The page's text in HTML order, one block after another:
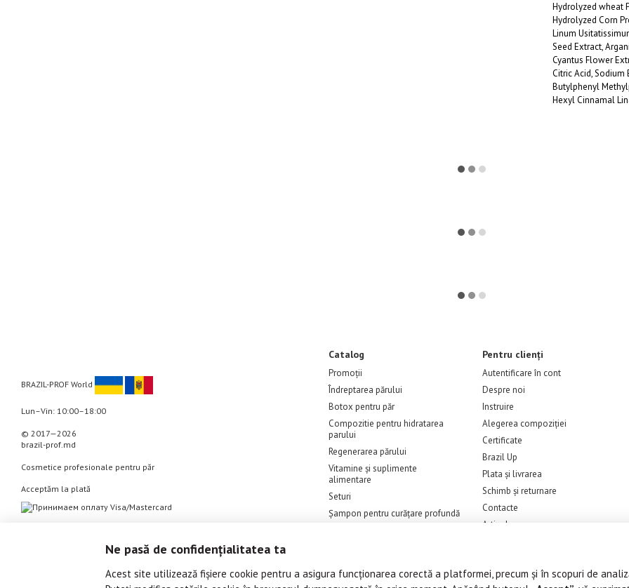
Hydrolyzed wheat
Hydrolyzed Corn
Linum
Seed Extract,
Cyantus Flower
Citric Acid, Sodium
Butylphenyl
Hexyl Cinnamal
BRAZIL-PROF World
Lun–Vin: 10:00–18:00
© 2017—2026
brazil-prof.md
Cosmetice profesionale pentru păr
Acceptăm la plată
Catalog
Promoții
Îndreptarea părului
Botox pentru păr
Compozitie pentru hidratarea
parului
Regenerarea părului
Vitamine și suplimente
alimentare
Seturi
Șampon pentru curățare profundă
Accesorii
Pentru clienți
Autentificare în cont
Despre noi
Instruire
Alegerea compoziției
Certificate
Brazil Up
Plata și livrarea
Schimb și returnare
Contacte
Articole
Ne pasă de confidențialitatea ta
Acest site utilizează fișiere cookie pentru a asigura funcționarea corectă a platformei, precum și în scopuri de